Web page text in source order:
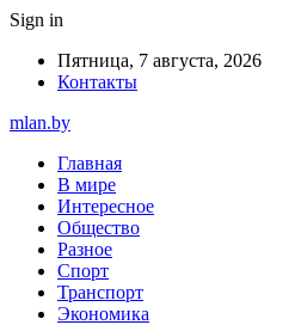
Sign in
Пятница, 7 августа, 2026
Контакты
mlan.by
Главная
В мире
Интересное
Общество
Разное
Спорт
Транспорт
Экономика